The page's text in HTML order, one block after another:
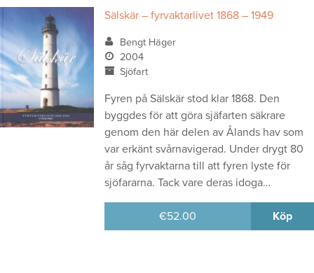
Sälskär – fyrvaktarlivet 1868 – 1949
Bengt Häger
2004
Sjöfart
Fyren på Sälskär stod klar 1868. Den
byggdes för att göra sjäfarten säkrare
genom den här delen av Ålands hav som
var erkänt svårnavigerad. Under drygt 80
år såg fyrvaktarna till att fyren lyste för
sjöfararna. Tack vare deras idoga…
€52.00 Köp